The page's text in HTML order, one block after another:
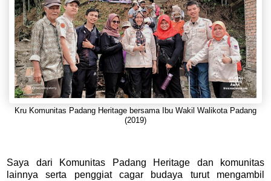
Kru Komunitas Padang Heritage bersama Ibu Wakil Walikota Padang
(2019)
Saya dari Komunitas Padang Heritage dan komunitas
lainnya serta penggiat cagar budaya turut mengambil